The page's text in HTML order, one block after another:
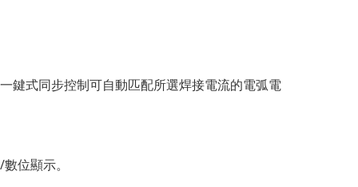
鍵式同步控制可自動匹配所選焊接電流的電弧電
位顯示。